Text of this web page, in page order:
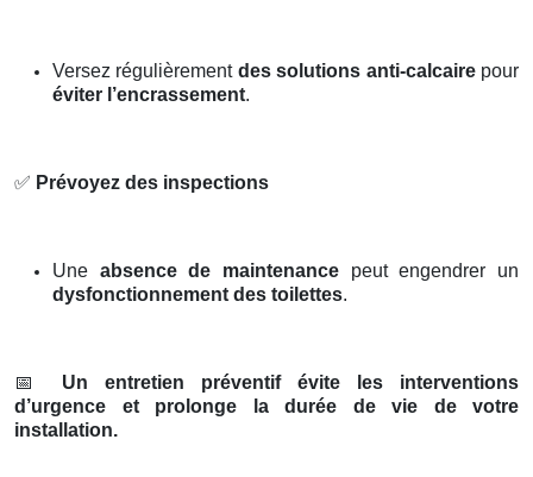
Versez régulièrement des solutions anti-calcairepour
éviter l’encrassement.
✅ Prévoyez des inspections
Une absence de maintenance peut engendrer un
dysfonctionnement des toilettes.
📅
Un entretien préventif évite les interventions
d’urgence et prolonge la durée de vie de votre
installation.